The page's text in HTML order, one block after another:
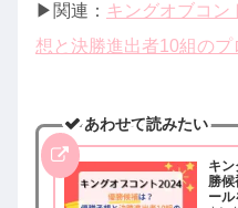
▶︎関連： キングオブコン
想と決勝進出者10組のプ
あわせて読みたい
キ
勝
ール